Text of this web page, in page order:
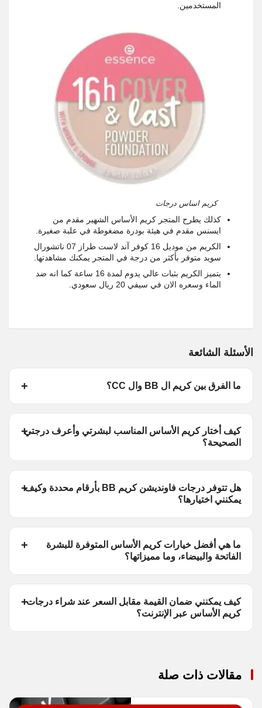
المستخدمين.
كريم اساس درجات
كذلك يطرح المتجر كريم الأساس الشهير مقدم من
ايسنس مقدم في هيئة بودرة مضغوطة في علبة صغيرة.
الكريم من موديل 16 كوفر آند لاست طراز 07 ناتشورال
سويد متوفر بأكثر من درجة في المتجر يمكنك مشاهدتها.
يتميز الكريم بثبات عالي يدوم لمدة 16 ساعة كما انه ضد
الماء وسعره الان في سيفي 20 ريال سعودي.
الأسئلة الشائعة
ما الفرق بين كريم ال BB وال CC؟
كيف أختار كريم الأساس المناسب لبشرتي وأعرف درجتي
الصحيحة؟
هل تتوفر درجات فاونديشن كريم BB بأرقام محددة وكيف
يمكنني اختيارها؟
ما هي أفضل خيارات كريم الأساس المتوفرة للبشرة
الفاتحة والبيضاء، وما مميزاتها؟
كيف يمكنني ضمان القيمة مقابل السعر عند شراء درجات
كريم الأساس عبر الإنترنت؟
مقالات ذات صلة